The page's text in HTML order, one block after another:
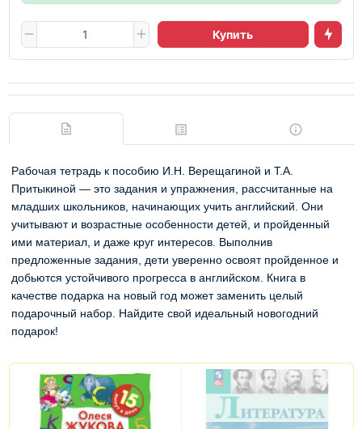
Купить
Рабочая тетрадь к пособию И.Н. Верещагиной и Т.А.
Притыкиной — это задания и упражнения, рассчитанные на
младших школьников, начинающих учить английский. Они
учитывают и возрастные особенности детей, и пройденный
ими материал, и даже круг интересов. Выполнив
предложенные задания, дети уверенно освоят пройденное и
добьются устойчивого прогресса в английском. Книга в
качестве подарка на новый год может заменить целый
подарочный набор. Найдите свой идеальный новогодний
подарок!